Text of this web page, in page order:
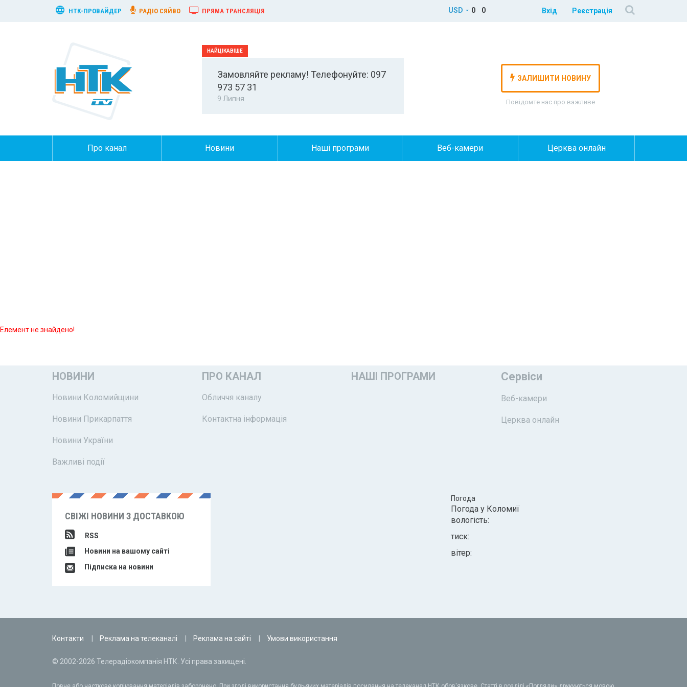
НТК-ПРОВАЙДЕР РАДІО СЯЙВО ПРЯМА ТРАНСЛЯЦІЯ USD 0 0 Вхід Реєстрація
Замовляйте рекламу! Телефонуйте: 097
973 57 31
9 Липня
ЗАЛИШИТИ НОВИНУ
Повідомте нас про важливе
Про канал Новини Наші програми Веб-камери Церква онлайн
Елемент не знайдено!
НОВИНИ
Новини Коломийщини
Новини Прикарпаття
Новини України
Важливі події
ПРО КАНАЛ
Обличчя каналу
Контактна інформація
НАШІ ПРОГРАМИ Сервіси
Веб-камери
Церква онлайн
СВІЖІ НОВИНИ З ДОСТАВКОЮ
RSS
Новини на вашому сайті
Підписка на новини
Погода
Погода у Коломиї
вологість:
тиск:
вітер:
Контакти Реклама на телеканалі Реклама на сайті Умови використання
© 2002-2026 Телерадіокомпанія НТК. Усі права захищені.